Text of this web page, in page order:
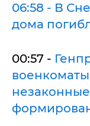
06:58 - В
дома
00:57 -